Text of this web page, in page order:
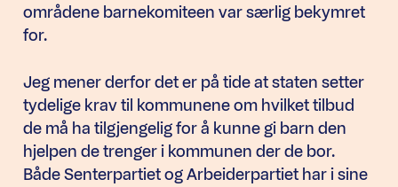
områdene barnekomiteen var særlig bekymret
for.
Jeg mener derfor det er på tide at staten setter
tydelige krav til kommunene om hvilket tilbud
de må ha tilgjengelig for å kunne gi barn den
hjelpen de trenger i kommunen der de bor.
Både Senterpartiet og Arbeiderpartiet har i sine